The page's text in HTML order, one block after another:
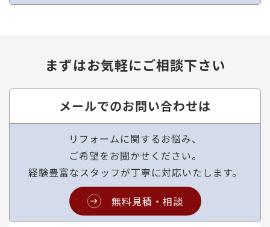
まずはお気軽にご相談下さい
メールでのお問い合わせは
リフォームに関するお悩み、
ご希望をお聞かせください。
経験豊富なスタッフが丁寧に対応いたします。
無料見積・相談